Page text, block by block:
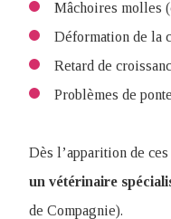
Mâchoires molles
Déformation de la
Retard de
Problèmes de
Dès l’apparition de
un vétérinaire
de Compagnie).